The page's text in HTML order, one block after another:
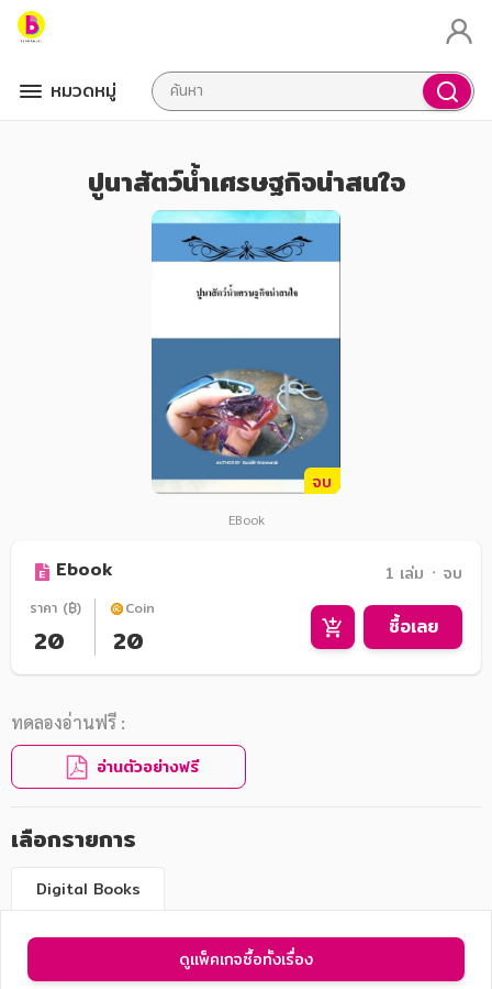
หมวดหมู่
ปูนาสัตว์น้ำเศรษฐกิจน่าสนใจ
จบ
EBook
Ebook 1 เล่ม ᛫ จบ
ราคา (฿)
20
Coin
20 ซื้อเลย
ทดลองอ่านฟรี :
อ่านตัวอย่างฟรี
เลือกรายการ
Digital Books
ดูแพ็คเกจซื้อทั้งเรื่อง